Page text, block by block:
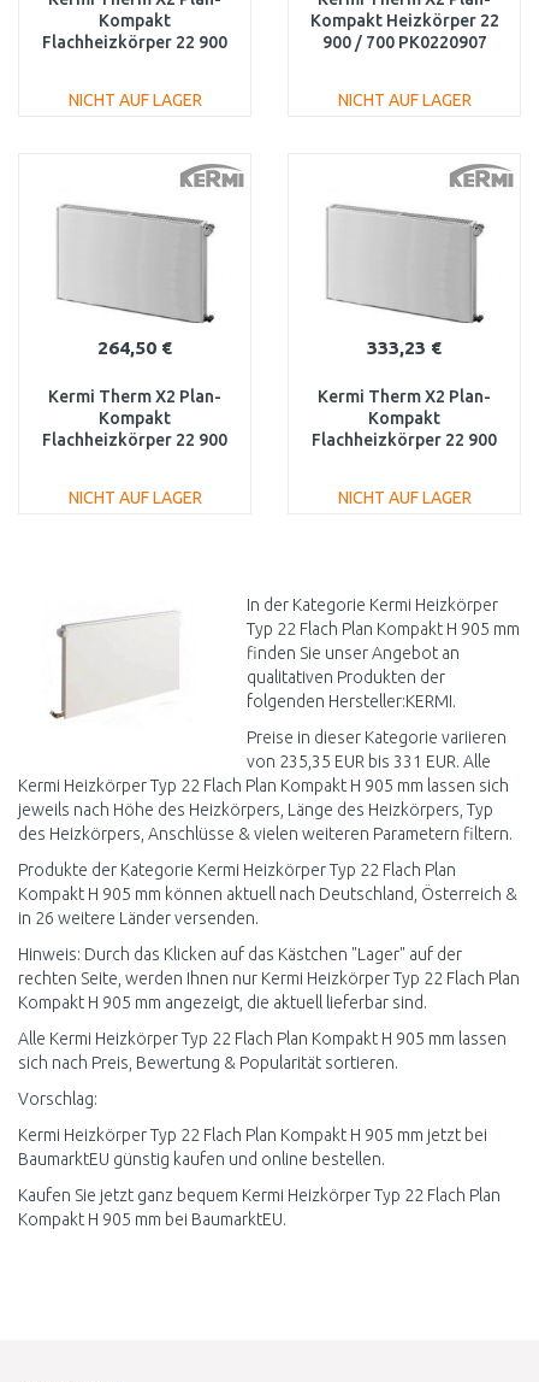
Kompakt
Flachheizkörper 22 900
NICHT AUF LAGER
Kompakt Heizkörper 22
900 / 700 PK0220907
NICHT AUF LAGER
264,50 €
Kermi Therm X2 Plan-
Kompakt
Flachheizkörper 22 900
NICHT AUF LAGER
333,23 €
Kermi Therm X2 Plan-
Kompakt
Flachheizkörper 22 900
NICHT AUF LAGER
Vergleichen
In der Kategorie Kermi Heizkörper
Typ 22 Flach Plan Kompakt H 905 mm
finden Sie unser Angebot an
qualitativen Produkten der
folgenden Hersteller:KERMI.
Preise in dieser Kategorie variieren
von 235,35 EUR bis 331 EUR. Alle
Kermi Heizkörper Typ 22 Flach Plan Kompakt H 905 mm lassen sich
jeweils nach Höhe des Heizkörpers, Länge des Heizkörpers, Typ
des Heizkörpers, Anschlüsse & vielen weiteren Parametern filtern.
Produkte der Kategorie Kermi Heizkörper Typ 22 Flach Plan
Kompakt H 905 mm können aktuell nach Deutschland, Österreich &
in 26 weitere Länder versenden.
Hinweis: Durch das Klicken auf das Kästchen "Lager" auf der
rechten Seite, werden Ihnen nur Kermi Heizkörper Typ 22 Flach Plan
Kompakt H 905 mm angezeigt, die aktuell lieferbar sind.
Alle Kermi Heizkörper Typ 22 Flach Plan Kompakt H 905 mm lassen
sich nach Preis, Bewertung & Popularität sortieren.
Vorschlag:
Kermi Heizkörper Typ 22 Flach Plan Kompakt H 905 mm jetzt bei
BaumarktEU günstig kaufen und online bestellen.
Kaufen Sie jetzt ganz bequem Kermi Heizkörper Typ 22 Flach Plan
Kompakt H 905 mm bei BaumarktEU.